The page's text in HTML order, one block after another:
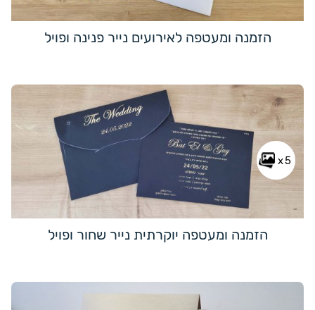
הזמנה ומעטפה לאירועים נייר פנינה ופויל
x5
הזמנה ומעטפה יוקרתית נייר שחור ופויל